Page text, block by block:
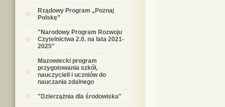
Rządowy Program „Poznaj
Polskę”
"Narodowy Program Rozwoju
Czytelnictwa 2.0. na lata 2021-
2025"
Mazowiecki program
przygotowania szkół,
nauczycieli i uczniów do
nauczania zdalnego
"Dzierzążnia dla środowiska"